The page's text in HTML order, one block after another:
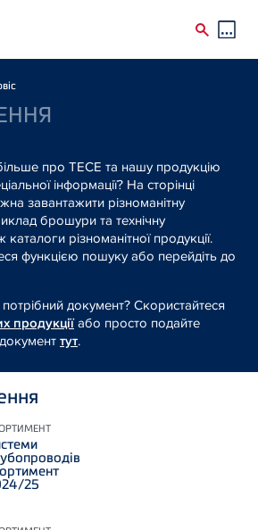
про TECE та нашу продукцію
інформації? На сторінці
завантажити різноманітну
брошури та технічну
різноманітної продукції.
функцією пошуку або перейдіть до
документ? Скористайтеся
продукціїабо просто подайте
тут.
25